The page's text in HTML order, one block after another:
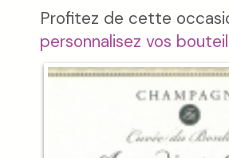
Profitez de cette
personnalisez vos